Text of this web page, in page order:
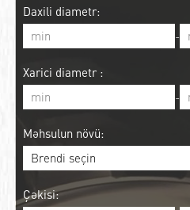
Daxili diametr:
-
Xarici diametr :
-
Məhsulun növü:
Çəkisi: